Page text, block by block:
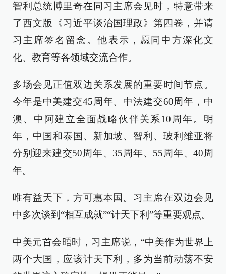
智利总统博里奇在同习主席会见时，特意带来
了西文版《习近平谈治国理政》第四卷，并请
习主席签名留念。他表示，愿同中方深化文
化、教育等各领域交流合作。
多场会见正值双边关系发展的重要时间节点。
今年是中美建交45周年、中法建交60周年，中
澳、中阿建立全面战略伙伴关系10周年。明
年，中国和泰国、新加坡、智利、玻利维亚将
分别迎来建交50周年、35周年、55周年、40周
年。
唯有益天下，方可惠本国。习主席在双边会见
中多次谈到“相互成就”“计天下利”等重要观点。
中美元首会晤时，习主席说，“中美作为世界上
两个大国，应该计天下利，多为当前动荡不安